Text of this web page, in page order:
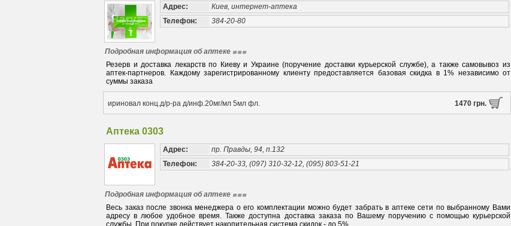
Адрес:
Киев, интернет-аптека
Телефон:
384-20-80
Подробная информация об аптеке
Резерв и доставка лекарств по Киеву и Украине (поручение доставки курьерской службе), а также самовывоз из
аптек-партнеров. Каждому зарегистрированному клиенту предоставляется базовая скидка в 1% независимо от
суммы заказа
ириновал конц.д/р-ра д/инф.20мг/мл 5мл фл. 1470 грн.
Аптека 0303
Адрес:
пр. Правды, 94, п.132
Телефон:
384-20-33, (097) 310-32-12, (095) 803-51-21
Подробная информация об аптеке
Весь заказ после звонка менеджера о его комплектации можно будет забрать в аптеке сети по выбранному Вами
адресу в любое удобное время. Также доступна доставка заказа по Вашему поручению с помощью курьерской
службы. При покупке действует накопительная система скидок - до 5%.